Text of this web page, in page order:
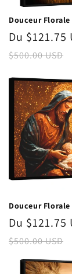
Douceur
Prix
Du $121.75
$500.00 USD
Douceur
Prix
Du $121.75
$500.00 USD